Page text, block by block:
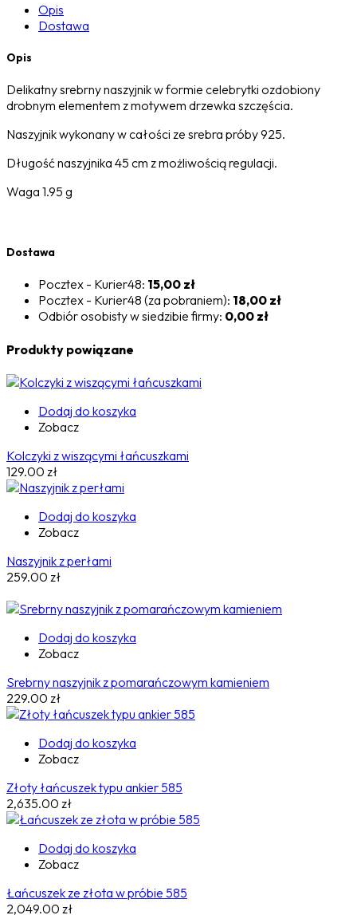
Opis
Dostawa
Opis
Delikatny srebrny naszyjnik w formie celebrytki ozdobiony
drobnym elementem z motywem drzewka szczęścia.
Naszyjnik wykonany w całości ze srebra próby 925.
Długość naszyjnika 45 cm z możliwością regulacji.
Waga 1.95 g
Dostawa
Pocztex - Kurier48: 15,00 zł
Pocztex - Kurier48 (za pobraniem): 18,00 zł
Odbiór osobisty w siedzibie firmy: 0,00 zł
Produkty powiązane
Dodaj do koszyka
Zobacz
Kolczyki z wiszącymi łańcuszkami
129.00 zł
Dodaj do koszyka
Zobacz
Naszyjnik z perłami
259.00 zł
Dodaj do koszyka
Zobacz
Srebrny naszyjnik z pomarańczowym kamieniem
229.00 zł
Dodaj do koszyka
Zobacz
Złoty łańcuszek typu ankier 585
2,635.00 zł
Dodaj do koszyka
Zobacz
Łańcuszek ze złota w próbie 585
2,049.00 zł